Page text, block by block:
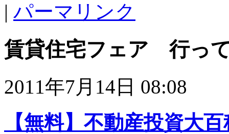
| パーマリンク
賃貸住宅フェア 行っ
2011年7月14日 08:08
【無料】不動産投資大